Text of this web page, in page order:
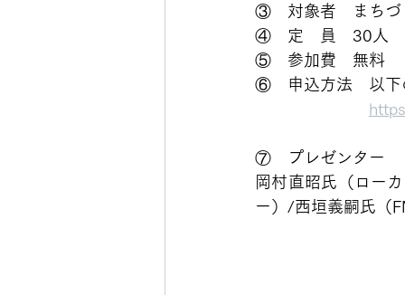
③　対象者　まちづ
④　定　員　30人
⑤　参加費　無料
⑥　申込方法　以下
⑦　プレゼンター
岡村直昭氏（ロー
ー）/西垣義嗣氏（